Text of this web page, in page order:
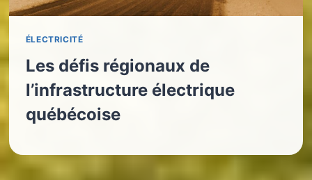
ÉLECTRICITÉ
Les défis régionaux de
l’infrastructure électrique
québécoise